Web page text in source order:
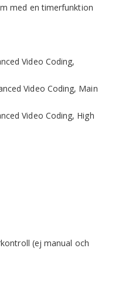
med en timerfunktion
Video Coding,
Video Coding, Main
Video Coding, High
(ej manual och